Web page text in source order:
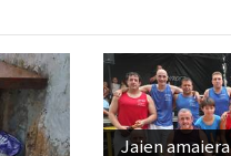
Jaien